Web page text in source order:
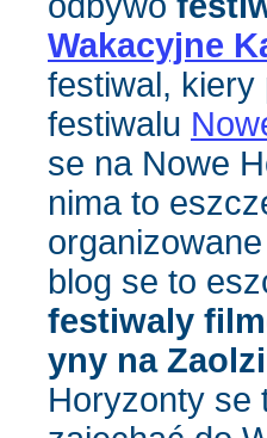
Wakacyjne
festiwal, kiery
festiwalu
se na Nowe
nima to
blog se to
festiwaly
yny na
Horyzonty se